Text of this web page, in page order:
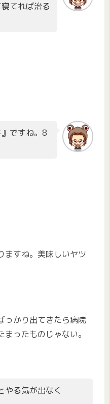
てれば治る
ですね。8
ますね。美味しいヤツ
っかり出てきたら病院
ったものじゃない。
やる気が出なく